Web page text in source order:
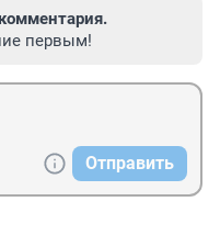
первым!
Отправить